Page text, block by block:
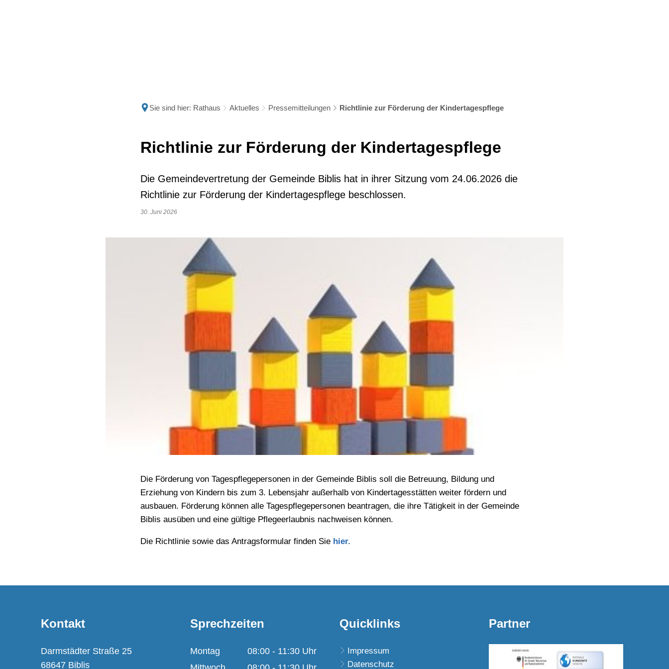
Sie sind hier: Rathaus Aktuelles Pressemitteilungen Richtlinie zur Förderung der Kindertagespflege
Richtlinie zur Förderung der Kindertagespflege
Die Gemeindevertretung der Gemeinde Biblis hat in ihrer Sitzung vom 24.06.2026 die
Richtlinie zur Förderung der Kindertagespflege beschlossen.
30. Juni 2026
Die Förderung von Tagespflegepersonen in der Gemeinde Biblis soll die Betreuung, Bildung und
Erziehung von Kindern bis zum 3. Lebensjahr außerhalb von Kindertagesstätten weiter fördern und
ausbauen. Förderung können alle Tagespflegepersonen beantragen, die ihre Tätigkeit in der Gemeinde
Biblis ausüben und eine gültige Pflegeerlaubnis nachweisen können.
Die Richtlinie sowie das Antragsformular finden Sie hier.
Kontakt
Darmstädter Straße 25
68647 Biblis
Sprechzeiten
Montag 08:00 - 11:30 Uhr
Von 08:00 bis 11:30 Uhr
Quicklinks
Impressum
Datenschutz
Partner